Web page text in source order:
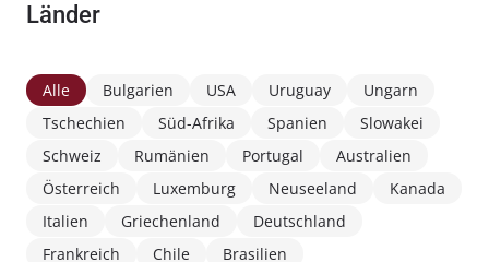
Länder
Alle Bulgarien USA Uruguay
Ungarn
Tschechien
Süd-Afrika Spanien
Slowakei
Schweiz
Rumänien Portugal
Australien
Österreich
Luxemburg Neuseeland
Kanada
Italien
Griechenland
Deutschland
Frankreich
Chile Brasilien